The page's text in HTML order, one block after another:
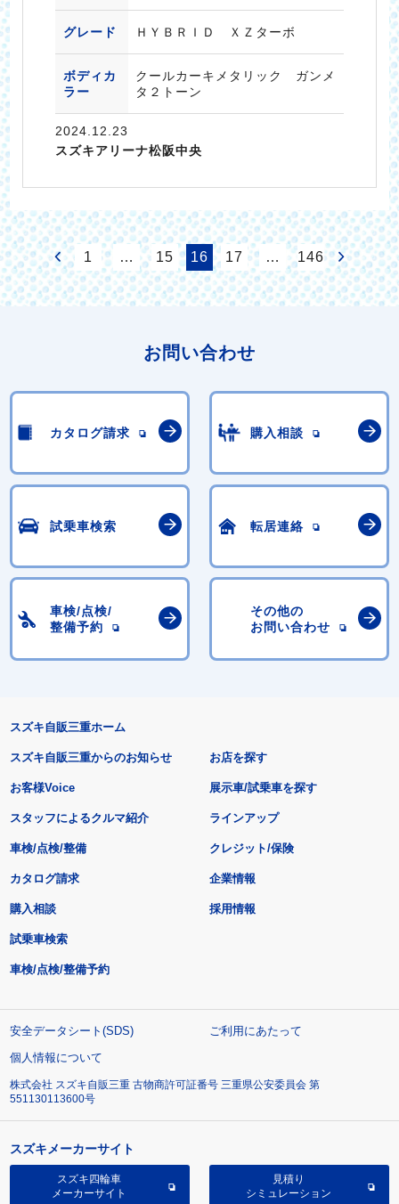
グレード ＨＹＢＲＩＤ ＸＺターボ
ボディカ
ラー
クールカーキメタリック ガンメ
タ２トーン
2024.12.23
スズキアリーナ松阪中央
1 … 15 16 17 … 146
お問い合わせ
カタログ請求 購入相談
試乗車検索 転居連絡
車検/点検/
整備予約
その他の
お問い合わせ
スズキ自販三重ホーム
スズキ自販三重からのお知らせ
お客様Voice
スタッフによるクルマ紹介
お店を探す
展示車/試乗車を探す
ラインアップ
車検/点検/整備 クレジット/保険
カタログ請求
購入相談
試乗車検索
車検/点検/整備予約
企業情報
採用情報
安全データシート(SDS)
ご利用にあたって
個人情報について
株式会社 スズキ自販三重 古物商許可証番号 三重県公安委員会 第
551130113600号
スズキメーカーサイト
スズキ四輪車
メーカーサイト
見積り
シミュレーション